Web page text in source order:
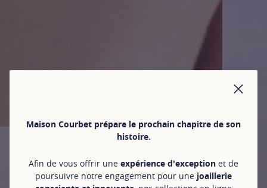
Maison Courbet prépare le prochain chapitre de son
histoire.
Afin de vous offrir une expérience d'exception et de
poursuivre notre engagement pour une joaillerie